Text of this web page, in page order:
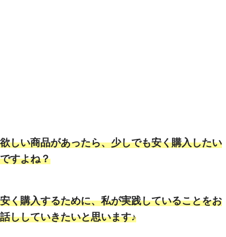
欲しい商品があったら、少しでも安く購入したい
ですよね？
安く購入するために、私が実践していることをお
話ししていきたいと思います♪